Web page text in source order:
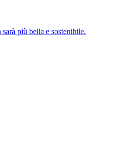
più bella e sostenibile.